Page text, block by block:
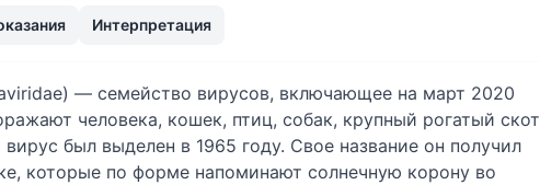
Интерпретация
— семейство вирусов, включающее на март 2020
человека, кошек, птиц, собак, крупный рогатый скот
был выделен в 1965 году. Свое название он получил
которые по форме напоминают солнечную корону во